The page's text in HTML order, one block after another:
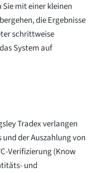
Sie mit einer kleinen
die Ergebnisse
schrittweise
System auf
Tradex verlangen
der Auszahlung von
Verifizierung (Know
und